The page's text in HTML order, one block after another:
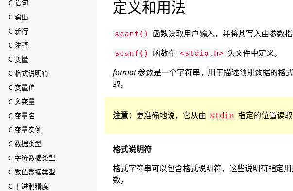
C 语句
C 输出
C 新行
C 注释
C 变量
C 格式说明符
C 变量值
C 多变量
C 变量名
C 变量实例
C 数据类型
C 字符数据类型
C 数值数据类型
C 十进制精度
定义和用法
scanf() 函数读取用户输入，并将其写入由参数指
scanf() 函数在 <stdio.h> 头文件中定义。
format参数是一个字符串，用于描述预期数据的格
取。
注意： 更准确地说，它从由 stdin 指定的位置读
格式说明符
格式字符串可以包含格式说明符，这些说明符指定
数。